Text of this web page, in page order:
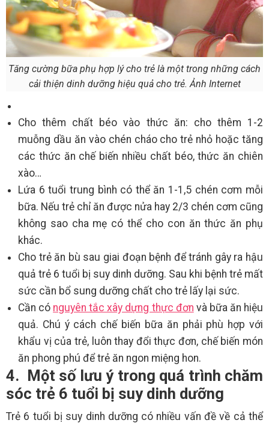
Tăng cường bữa phụ hợp lý cho trẻ là một trong những cách
cải thiện dinh dưỡng hiệu quả cho trẻ. Ảnh Internet
Cho thêm chất béo vào thức ăn: cho thêm 1-2
muỗng dầu ăn vào chén cháo cho trẻ nhỏ hoặc tăng
các thức ăn chế biến nhiều chất béo, thức ăn chiên
xào…
Lứa 6 tuổi trung bình có thể ăn 1-1,5 chén cơm mỗi
bữa. Nếu trẻ chỉ ăn được nửa hay 2/3 chén cơm cũng
không sao cha mẹ có thể cho con ăn thức ăn phụ
khác.
Cho trẻ ăn bù sau giai đoạn bệnh để tránh gây ra hậu
quả trẻ 6 tuổi bị suy dinh dưỡng. Sau khi bệnh trẻ mất
sức cần bổ sung dưỡng chất cho trẻ lấy lại sức.
Cần có nguyên tắc xây dựng thực đơn và bữa ăn hiệu
quả. Chú ý cách chế biến bữa ăn phải phù hợp với
khẩu vị của trẻ, luôn thay đổi thực đơn, chế biến món
ăn phong phú để trẻ ăn ngon miệng hon.
4. Một số lưu ý trong quá trình chăm
sóc trẻ 6 tuổi bị suy dinh dưỡng
Trẻ 6 tuổi bị suy dinh dưỡng có nhiều vấn đề về cả thể